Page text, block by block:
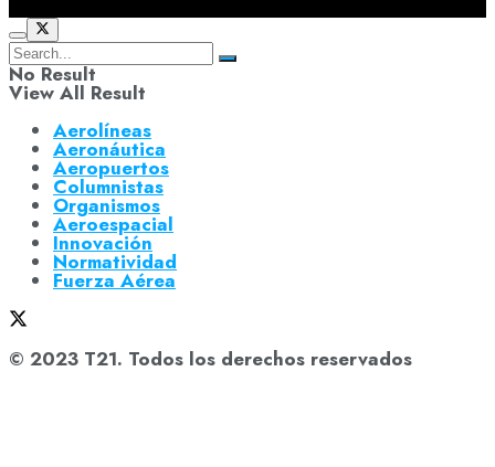
No Result
View All Result
Aerolíneas
Aeronáutica
Aeropuertos
Columnistas
Organismos
Aeroespacial
Innovación
Normatividad
Fuerza Aérea
© 2023 T21. Todos los derechos reservados